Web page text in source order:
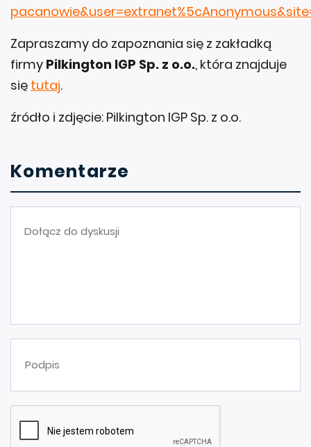
Zapraszamy do zapoznania się z zakładką
firmy Pilkington IGP Sp. z o.o., która znajduje
się tutaj.
źródło i zdjęcie: Pilkington IGP Sp. z o.o.
Komentarze